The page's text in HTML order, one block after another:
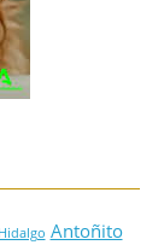
Antoñito